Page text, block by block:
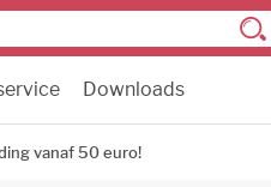
Downloads
vanaf 50 euro!